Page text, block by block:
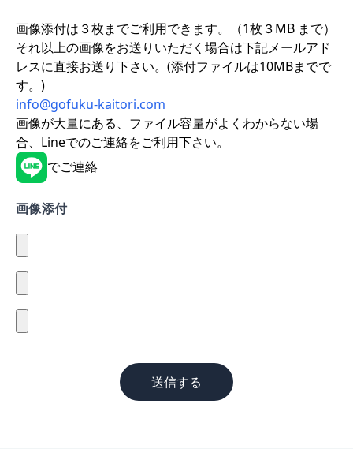
画像添付は３枚までご利用できます。（1枚３MB まで）
それ以上の画像をお送りいただく場合は下記メールアド
レスに直接お送り下さい。(添付ファイルは10MBまでで
す。)
info@gofuku-kaitori.com
画像が大量にある、ファイル容量がよくわからない場
合、Lineでのご連絡をご利用下さい。
でご連絡
画像添付
送信する